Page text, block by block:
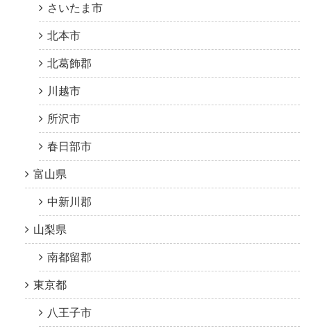
さいたま市
北本市
北葛飾郡
川越市
所沢市
春日部市
富山県
中新川郡
山梨県
南都留郡
東京都
八王子市